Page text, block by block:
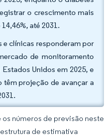
o crescimento mais
até 2031.
e clínicas responderam por
de monitoramento
Unidos em 2025, e
projeção de avançar a
números de previsão neste
de estimativa